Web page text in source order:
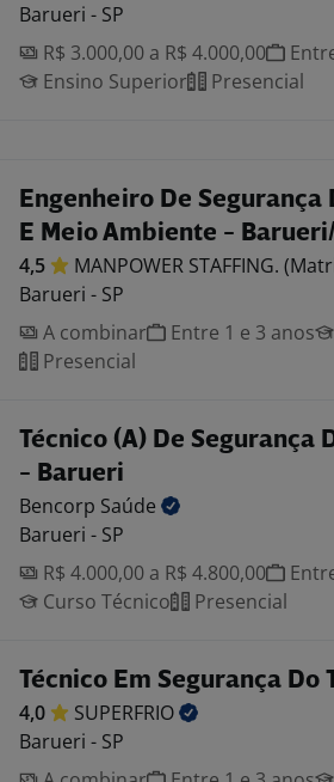
Barueri - SP
R$ 3.000,00 a R$ 4.000,00
Ensino Superior
Presencial
Engenheiro De Segurança
E Meio Ambiente -
4,5 MANPOWER STAFFING.
Barueri - SP
A combinar
Entre 1 e 3 anos
Presencial
Técnico (A) De Segurança
- Barueri
Bencorp Saúde
Barueri - SP
R$ 4.000,00 a R$ 4.800,00
Curso Técnico
Presencial
Técnico Em Segurança Do
4,0
SUPERFRIO
Barueri - SP